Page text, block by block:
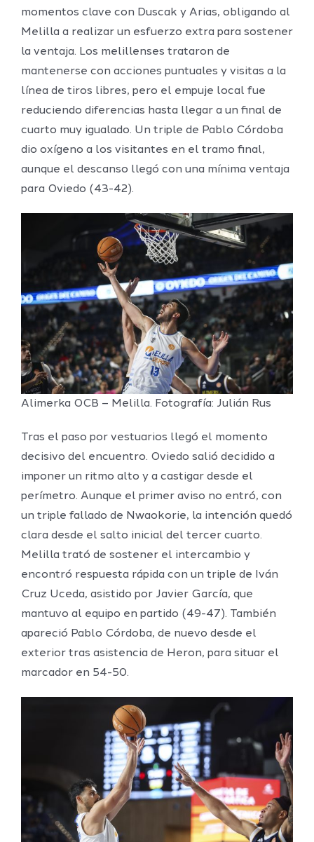
momentos clave con Duscak y Arias, obligando al
Melilla a realizar un esfuerzo extra para sostener
la ventaja. Los melillenses trataron de
mantenerse con acciones puntuales y visitas a la
línea de tiros libres, pero el empuje local fue
reduciendo diferencias hasta llegar a un final de
cuarto muy igualado. Un triple de Pablo Córdoba
dio oxígeno a los visitantes en el tramo final,
aunque el descanso llegó con una mínima ventaja
para Oviedo (43-42).
Alimerka OCB – Melilla. Fotografía: Julián Rus
Tras el paso por vestuarios llegó el momento
decisivo del encuentro. Oviedo salió decidido a
imponer un ritmo alto y a castigar desde el
perímetro. Aunque el primer aviso no entró, con
un triple fallado de Nwaokorie, la intención quedó
clara desde el salto inicial del tercer cuarto.
Melilla trató de sostener el intercambio y
encontró respuesta rápida con un triple de Iván
Cruz Uceda, asistido por Javier García, que
mantuvo al equipo en partido (49-47). También
apareció Pablo Córdoba, de nuevo desde el
exterior tras asistencia de Heron, para situar el
marcador en 54-50.